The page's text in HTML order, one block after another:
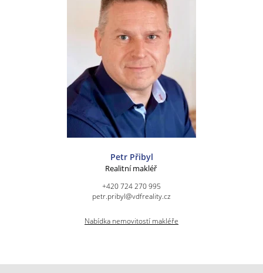
Petr Přibyl
Realitní makléř
+420 724 270 995
petr.pribyl@vdfreality.cz
Nabídka nemovitostí makléře